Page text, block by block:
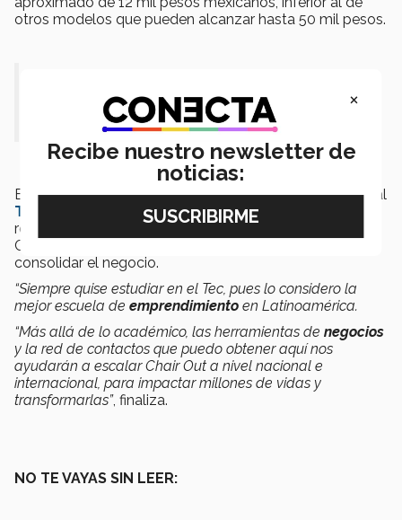
otros modelos que pueden alcanzar hasta 50 mil pesos.
solución ligera, portátil y asequible”.
El estudiante de primer semestre de Ingeniería ingresó al
Tec
tras obtener laBeca al Talento Emprendedor,
reconocimiento que obtuvo gracias a su proyecto.
Considera que su formación universitaria contribuirá a
consolidar el negocio.
“Siempre quise estudiar en el Tec, pues lo considero la
mejor escuela de emprendimiento en Latinoamérica.
“Más allá de lo académico, las herramientas de negocios
y la red de contactos que puedo obtener aquí nos
ayudarán a escalar Chair Out a nivel nacional e
internacional, para impactar millones de vidas y
transformarlas”, finaliza.
NO TE VAYAS SIN LEER:
×
Recibe nuestro newsletter de
noticias: